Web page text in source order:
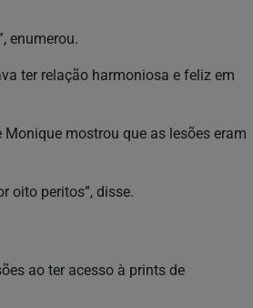
enumerou.
ter relação harmoniosa e feliz em
mostrou que as lesões eram
oito peritos”, disse.
ao ter acesso à prints de